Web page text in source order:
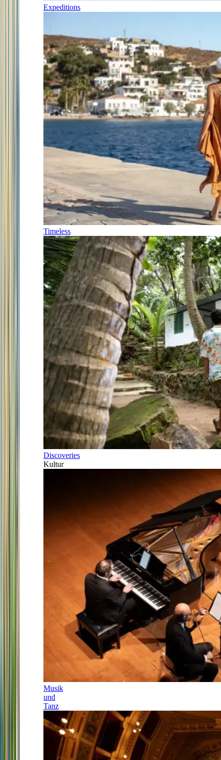
Expeditions
Timeless
Discoveries
Kultur
Musik
und
Tanz